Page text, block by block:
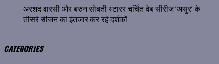
अरशद वारसी और बरुन सोबती स्टारर चर्चित वेब सीरीज ‘असुर’ के
तीसरे सीजन का इंतजार कर रहे दर्शकों
CATEGORIES